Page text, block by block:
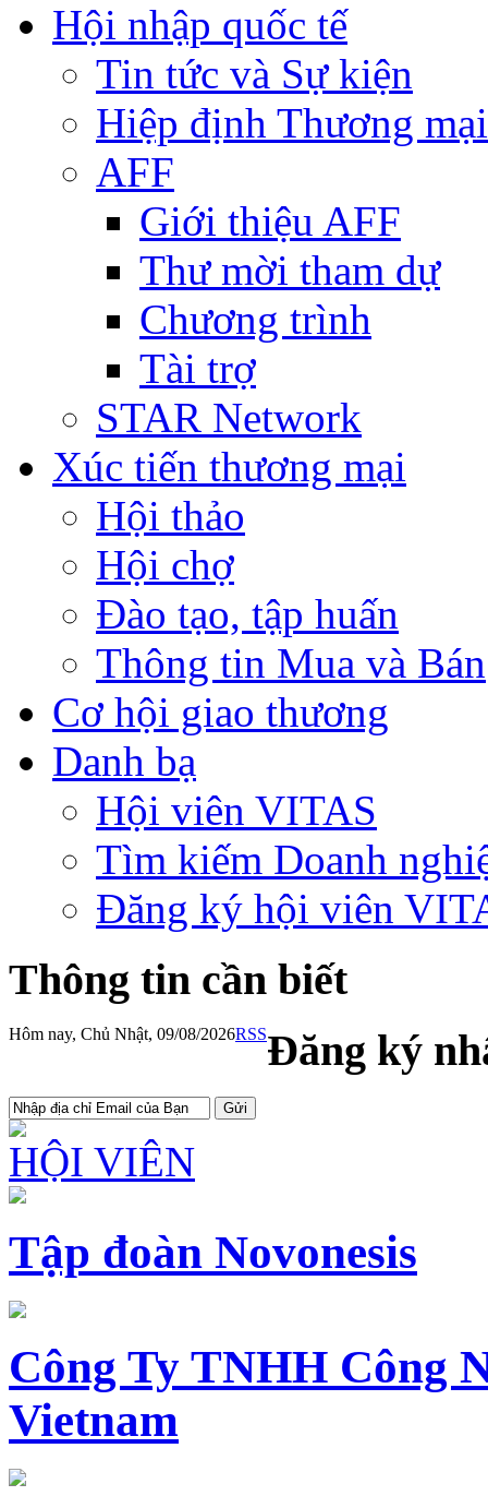
Hội nhập quốc tế
Tin tức và Sự kiện
Hiệp định Thương
AFF
Giới thiệu AFF
Thư mời tham dự
Chương trình
Tài trợ
STAR Network
Xúc tiến thương mại
Hội thảo
Hội chợ
Đào tạo, tập huấn
Thông tin Mua và Bán
Cơ hội giao thương
Danh bạ
Hội viên VITAS
Tìm kiếm Doanh
Đăng ký hội viên
Thông tin cần biết
Hôm nay, Chủ Nhật, 09/08/2026RSSĐăng ký
HỘI VIÊN
Tập đoàn Novonesis
Công Ty TNHH Công
Vietnam